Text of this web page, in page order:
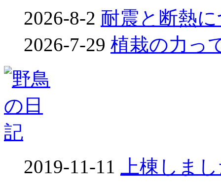
2026-8-2 耐震と断熱
2026-7-29 植栽の力っ
2019-11-11
上棟しま